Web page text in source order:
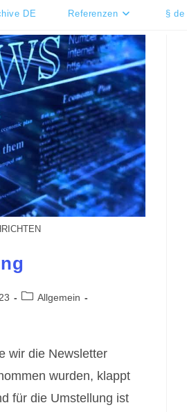
DE Referenzen § de
Beitrags-
Allgemein
wir die Newsletter
wurden, klappt
für die Umstellung ist